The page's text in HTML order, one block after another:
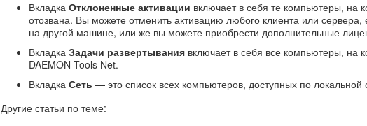
Вкладка Отклоненные активации включает в себя те компьютеры, на
отозвана. Вы можете отменить активацию любого клиента или
на другой машине, или же вы можете приобрести дополнительные
Вкладка Задачи развертываниявключает в себя все компьютеры, на
DAEMON Tools Net.
Вкладка Сеть — это список всех компьютеров, доступных по локальной
Другие статьи по теме: